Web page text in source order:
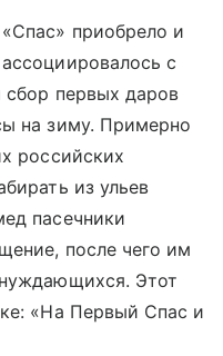
приобрело и
с
сбор первых даров
на зиму. Примерно
российских
из ульев
пасечники
после чего им
Этот
«На Первый Спас и